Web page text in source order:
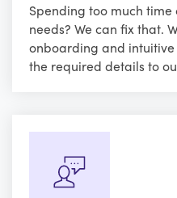
Spending too much
needs? We can fix that.
onboarding and
the required details to